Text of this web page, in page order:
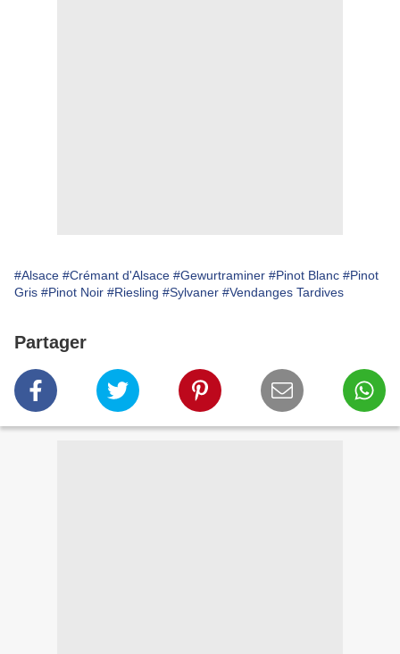
#Alsace #Crémant d'Alsace #Gewurtraminer #Pinot Blanc #Pinot
Gris #Pinot Noir #Riesling #Sylvaner #Vendanges Tardives
Partager